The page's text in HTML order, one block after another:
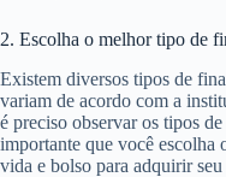
2. Escolha o melhor tipo de
Existem diversos tipos de
variam de acordo com a
é preciso observar os tipos
importante que você escolha
vida e bolso para adquirir